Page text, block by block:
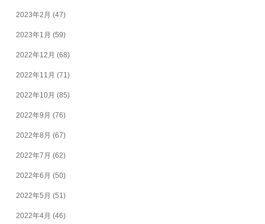
2023年2月 (47)
2023年1月 (59)
2022年12月 (68)
2022年11月 (71)
2022年10月 (85)
2022年9月 (76)
2022年8月 (67)
2022年7月 (62)
2022年6月 (50)
2022年5月 (51)
2022年4月 (46)